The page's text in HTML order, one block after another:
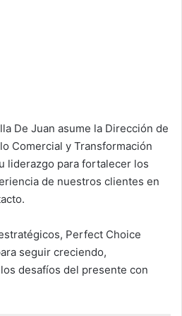
De Juan asume la Dirección de
Comercial y Transformación
liderazgo para fortalecer los
de nuestros clientes en
Perfect Choice
seguir creciendo,
desafíos del presente con